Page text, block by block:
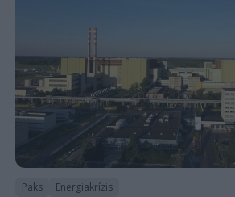
Paks Energiakrízis